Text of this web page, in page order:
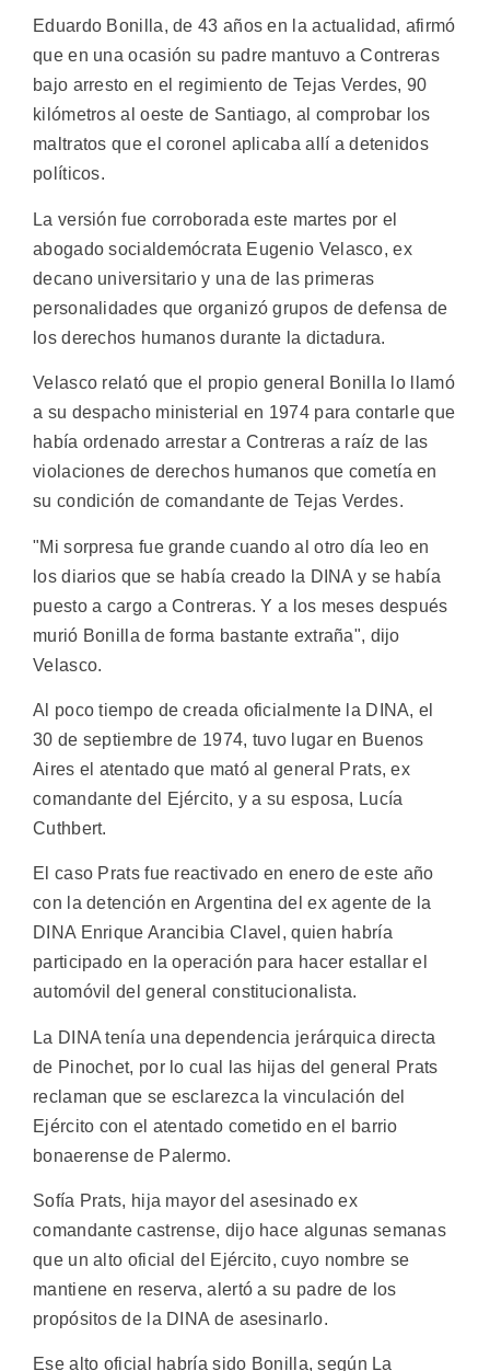
Eduardo Bonilla, de 43 años en la actualidad, afirmó
que en una ocasión su padre mantuvo a Contreras
bajo arresto en el regimiento de Tejas Verdes, 90
kilómetros al oeste de Santiago, al comprobar los
maltratos que el coronel aplicaba allí a detenidos
políticos.
La versión fue corroborada este martes por el
abogado socialdemócrata Eugenio Velasco, ex
decano universitario y una de las primeras
personalidades que organizó grupos de defensa de
los derechos humanos durante la dictadura.
Velasco relató que el propio general Bonilla lo llamó
a su despacho ministerial en 1974 para contarle que
había ordenado arrestar a Contreras a raíz de las
violaciones de derechos humanos que cometía en
su condición de comandante de Tejas Verdes.
"Mi sorpresa fue grande cuando al otro día leo en
los diarios que se había creado la DINA y se había
puesto a cargo a Contreras. Y a los meses después
murió Bonilla de forma bastante extraña", dijo
Velasco.
Al poco tiempo de creada oficialmente la DINA, el
30 de septiembre de 1974, tuvo lugar en Buenos
Aires el atentado que mató al general Prats, ex
comandante del Ejército, y a su esposa, Lucía
Cuthbert.
El caso Prats fue reactivado en enero de este año
con la detención en Argentina del ex agente de la
DINA Enrique Arancibia Clavel, quien habría
participado en la operación para hacer estallar el
automóvil del general constitucionalista.
La DINA tenía una dependencia jerárquica directa
de Pinochet, por lo cual las hijas del general Prats
reclaman que se esclarezca la vinculación del
Ejército con el atentado cometido en el barrio
bonaerense de Palermo.
Sofía Prats, hija mayor del asesinado ex
comandante castrense, dijo hace algunas semanas
que un alto oficial del Ejército, cuyo nombre se
mantiene en reserva, alertó a su padre de los
propósitos de la DINA de asesinarlo.
Ese alto oficial habría sido Bonilla, según La